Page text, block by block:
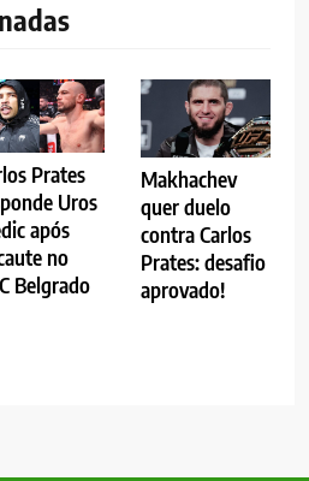
Prates
Uros
após
no
Belgrado
Makhachev
quer duelo
contra Carlos
Prates: desafio
aprovado!